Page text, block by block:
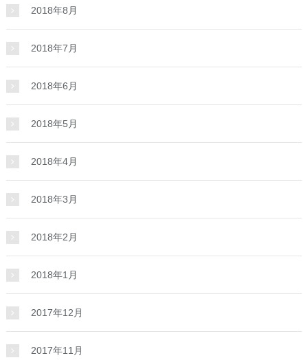
2018年8月
2018年7月
2018年6月
2018年5月
2018年4月
2018年3月
2018年2月
2018年1月
2017年12月
2017年11月